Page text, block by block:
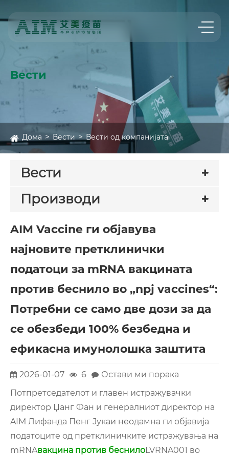
Вести
Дома Вести Вести од компанијата
Вести
Производи
AIM Vaccine ги објавува
најновите претклинички
податоци за mRNA вакцината
против беснило во „npj vaccines“:
Потребни се само две дози за да
се обезбеди 100% безбедна и
ефикасна имунолошка заштита
2026-01-07 6
Остави ми порака
Потпретседателот и главен истражувачки
директор Џанг Фан и генералниот директор на
AIM Лифанда Пенг Јукаи неодамна ги објавија
податоците од претклиничките истражувања на
mRNAвакцина против беснилоLVRNA001 во